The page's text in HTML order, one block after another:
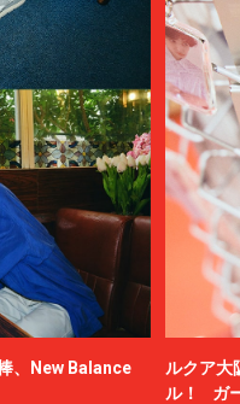
、New Balance
ルクア大
ル！ ガ